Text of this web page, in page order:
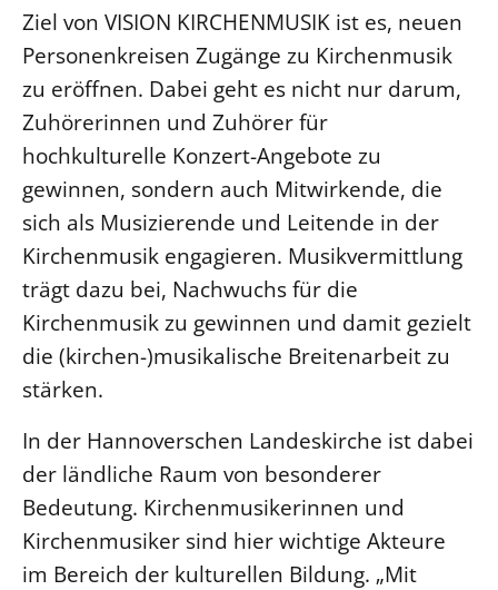
Ziel von VISION KIRCHENMUSIK ist es, neuen
Personenkreisen Zugänge zu Kirchenmusik
zu eröffnen. Dabei geht es nicht nur darum,
Zuhörerinnen und Zuhörer für
hochkulturelle Konzert-Angebote zu
gewinnen, sondern auch Mitwirkende, die
sich als Musizierende und Leitende in der
Kirchenmusik engagieren. Musikvermittlung
trägt dazu bei, Nachwuchs für die
Kirchenmusik zu gewinnen und damit gezielt
die (kirchen-)musikalische Breitenarbeit zu
stärken.
In der Hannoverschen Landeskirche ist dabei
der ländliche Raum von besonderer
Bedeutung. Kirchenmusikerinnen und
Kirchenmusiker sind hier wichtige Akteure
im Bereich der kulturellen Bildung. „Mit
Kantine Speiseplan
Kirchliches Amtsblatt
Kirchliche Verwaltung
Klimaschutzgesetz
Kunstreferat
NKVK
Öffentlichkeitsarbeit
Personalausschuss
Projektmanagement
Recht
Terminstundenplaner